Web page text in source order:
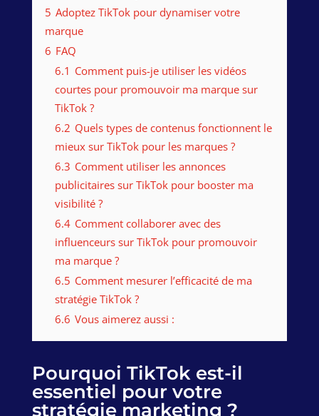
5 Adoptez TikTok pour dynamiser votre
marque
6 FAQ
6.1 Comment puis-je utiliser les vidéos
courtes pour promouvoir ma marque sur
TikTok ?
6.2 Quels types de contenus fonctionnent le
mieux sur TikTok pour les marques ?
6.3 Comment utiliser les annonces
publicitaires sur TikTok pour booster ma
visibilité ?
6.4 Comment collaborer avec des
influenceurs sur TikTok pour promouvoir
ma marque ?
6.5 Comment mesurer l’efficacité de ma
stratégie TikTok ?
6.6 Vous aimerez aussi :
Pourquoi TikTok est-il
essentiel pour votre
stratégie marketing ?